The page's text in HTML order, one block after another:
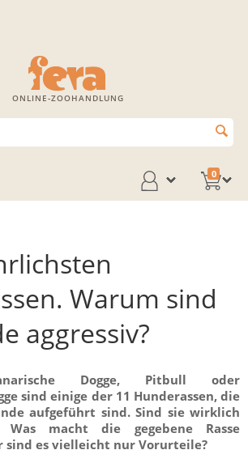
ONLINE-ZOOHANDLUNG
0
Warum sind
aggressiv?
Dogge, Pitbull oder
sind einige der 11 Hunderassen, die
aufgeführt sind. Sind sie wirklich
Was macht die gegebene Rasse
sind es vielleicht nur Vorurteile?